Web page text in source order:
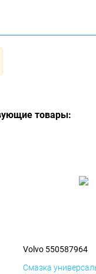
товары:
Volvo 550587964
Смазка